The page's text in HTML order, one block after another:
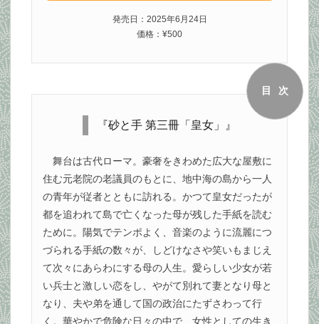
発売日：2025年6月24日
価格：¥500
『砂と手 第三冊「皇女」』
舞台は古代ローマ。豪奢をきわめた広大な屋敷に
住む元老院の老議員のもとに、地中海の島から一人
の青年が従者とともに訪れる。かつて皇女だったが
都を追われて島で亡くなった母が残した手紙を読む
ために。陽気でテンポよく、音楽のように流麗につ
づられる手紙の数々が、しどけなさや笑いもまじえ
て次々にあらわにする母の人生。愛らしい少女が若
い兵士と激しい恋をし、やがて別れて妻となり母と
なり、夫や弟を通して国の政治にたずさわって行
く。華やかで危険な日々の中で、女性としての生き
目次